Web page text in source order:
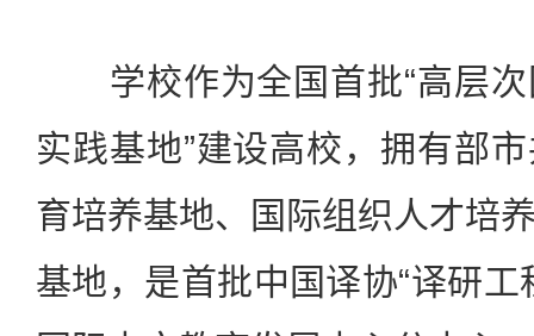
学校作为全国首批“高层次
实践基地”建设高校，拥有部
育培养基地、国际组织人才培
基地，是首批中国译协“译研工